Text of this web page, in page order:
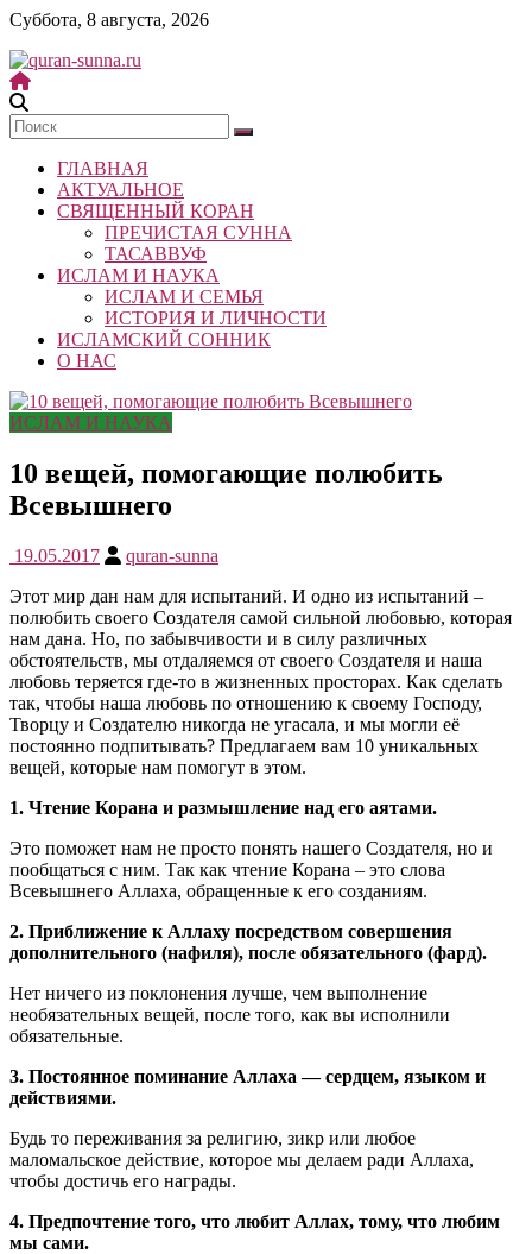
Skip
content
Суббота, 8 августа, 2026
quran-
sunna.ru
«Центр
исследований
Корана
Республики
Татарстан
ГЛАВНАЯ
АКТУАЛЬНОЕ
СВЯЩЕННЫЙ КОРАН
ПРЕЧИСТАЯ СУННА
ТАСАВВУФ
ИСЛАМ И НАУКА
ИСЛАМ И СЕМЬЯ
ИСТОРИЯ И ЛИЧНОСТИ
ИСЛАМСКИЙ СОННИК
О НАС
ИСЛАМ И НАУКА
10 вещей, помогающие полюбить
Всевышнего
19.05.2017
quran-sunna
Этот мир дан нам для испытаний. И одно из испытаний –
полюбить своего Создателя самой сильной любовью, которая
нам дана. Но, по забывчивости и в силу различных
обстоятельств, мы отдаляемся от своего Создателя и наша
любовь теряется где-то в жизненных просторах. Как сделать
так, чтобы наша любовь по отношению к своему Господу,
Творцу и Создателю никогда не угасала, и мы могли её
постоянно подпитывать? Предлагаем вам 10 уникальных
вещей, которые нам помогут в этом.
1. Чтение Корана и размышление над его аятами.
Это поможет нам не просто понять нашего Создателя, но и
пообщаться с ним. Так как чтение Корана – это слова
Всевышнего Аллаха, обращенные к его созданиям.
2. Приближение к Аллаху посредством совершения
дополнительного (нафиля), после обязательного (фард).
Нет ничего из поклонения лучше, чем выполнение
необязательных вещей, после того, как вы исполнили
обязательные.
3. Постоянное поминание Аллаха — сердцем, языком и
действиями.
Будь то переживания за религию, зикр или любое
маломальское действие, которое мы делаем ради Аллаха,
чтобы достичь его награды.
4. Предпочтение того, что любит Аллах, тому, что любим
мы сами.